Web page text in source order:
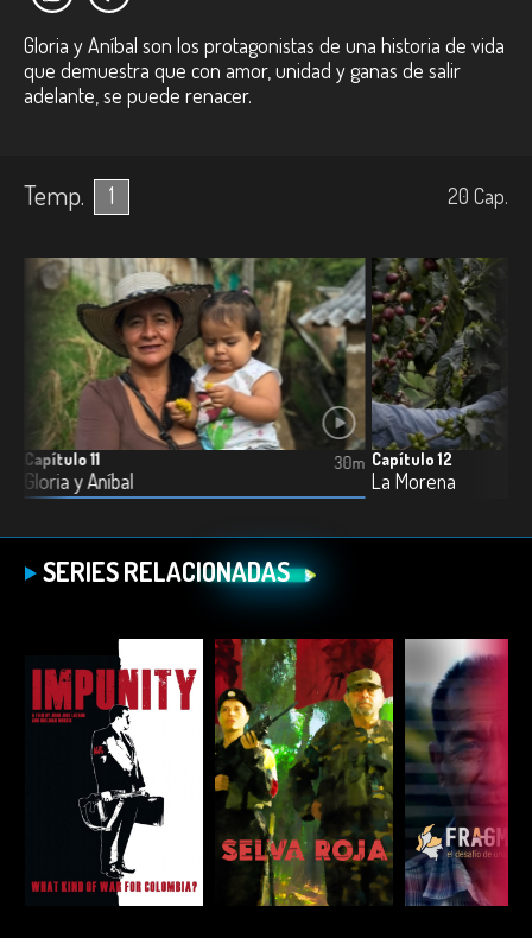
Gloria y Aníbal son los protagonistas de una historia de vida
que demuestra que con amor, unidad y ganas de salir
adelante, se puede renacer.
Temp. 1 20 Cap.
Capítulo 11
Gloria y Aníbal
30m Capítulo 12
La Morena
SERIES RELACIONADAS
ESCUCHAR ESCUCHAR